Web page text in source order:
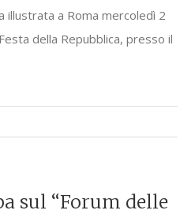
illustrata a Roma mercoledì 2
della Repubblica, presso il
sul “Forum delle